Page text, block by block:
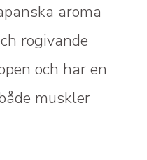
aroma
rogivande
och har en
muskler